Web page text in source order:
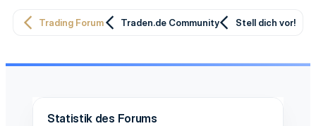
Trading Forum Traden.de Community Stell dich vor!
Statistik des Forums